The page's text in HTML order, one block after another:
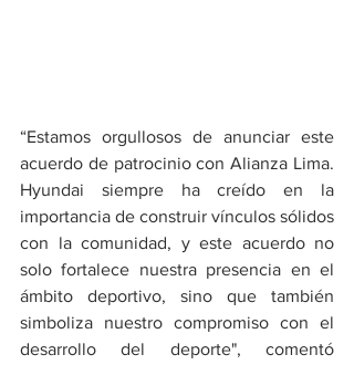
“Estamos orgullosos de anunciar este
acuerdo de patrocinio con Alianza Lima.
Hyundai siempre ha creído en la
importancia de construir vínculos sólidos
con la comunidad, y este acuerdo no
solo fortalece nuestra presencia en el
ámbito deportivo, sino que también
simboliza nuestro compromiso con el
desarrollo del deporte", comentó